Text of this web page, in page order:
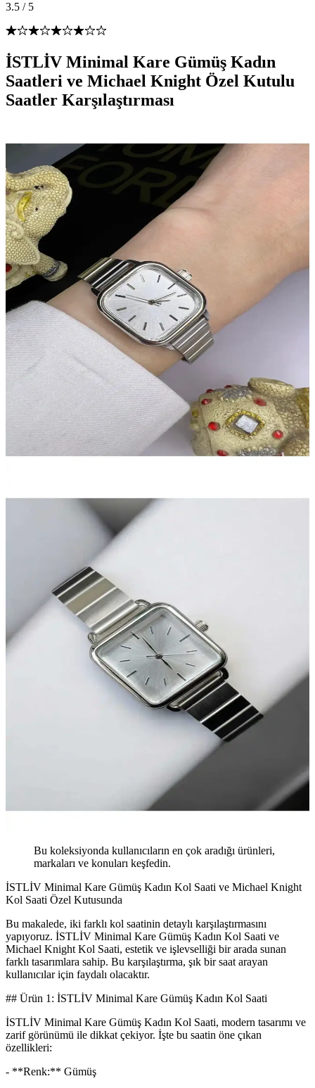
3.5 / 5
İSTLİV Minimal Kare Gümüş Kadın
Saatleri ve Michael Knight Özel Kutulu
Saatler Karşılaştırması
Bu koleksiyonda kullanıcıların en çok aradığı ürünleri,
markaları ve konuları keşfedin.
İSTLİV Minimal Kare Gümüş Kadın Kol Saati ve Michael Knight
Kol Saati Özel Kutusunda
Bu makalede, iki farklı kol saatinin detaylı karşılaştırmasını
yapıyoruz. İSTLİV Minimal Kare Gümüş Kadın Kol Saati ve
Michael Knight Kol Saati, estetik ve işlevselliği bir arada sunan
farklı tasarımlara sahip. Bu karşılaştırma, şık bir saat arayan
kullanıcılar için faydalı olacaktır.
## Ürün 1: İSTLİV Minimal Kare Gümüş Kadın Kol Saati
İSTLİV Minimal Kare Gümüş Kadın Kol Saati, modern tasarımı ve
zarif görünümü ile dikkat çekiyor. İşte bu saatin öne çıkan
özellikleri:
- **Renk:** Gümüş